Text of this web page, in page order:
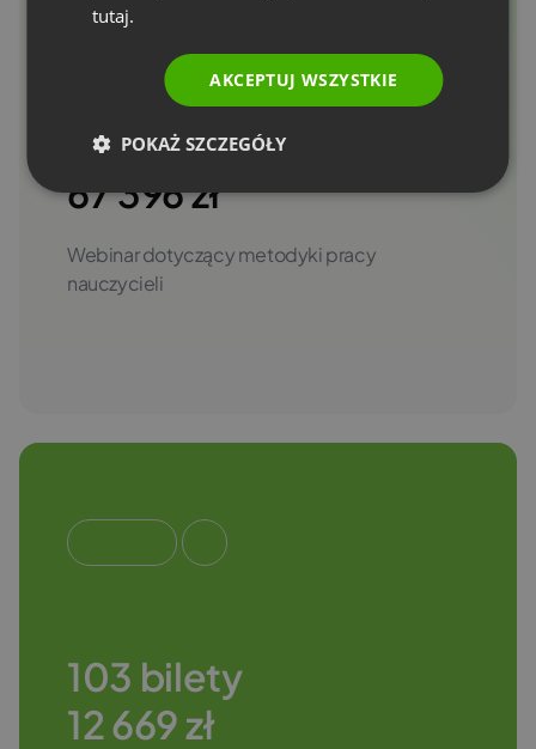
#SZKOLENIA
406 biletów
67 396 zł
Webinar dotyczący metodyki pracy
nauczycieli
103 bilety
12 669 zł
tutaj.
AKCEPTUJ WSZYSTKIE
POKAŻ SZCZEGÓŁY